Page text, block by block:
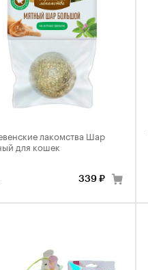
лакомства Шар
для кошек
339 ₽